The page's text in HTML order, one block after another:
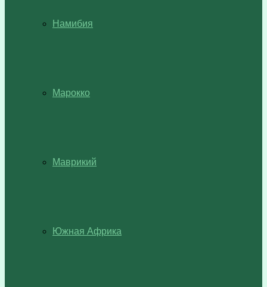
Намибия
Марокко
Маврикий
Южная Африка